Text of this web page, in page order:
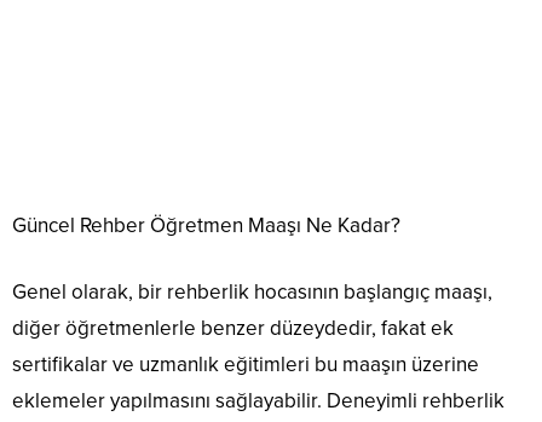
Güncel Rehber Öğretmen Maaşı Ne Kadar?
Genel olarak, bir rehberlik hocasının başlangıç maaşı,
diğer öğretmenlerle benzer düzeydedir, fakat ek
sertifikalar ve uzmanlık eğitimleri bu maaşın üzerine
eklemeler yapılmasını sağlayabilir. Deneyimli rehberlik